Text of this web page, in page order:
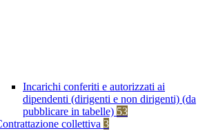
Incarichi conferiti e autorizzati ai
dipendenti (dirigenti e non dirigenti) (da
pubblicare in tabelle) 53
collettiva 3